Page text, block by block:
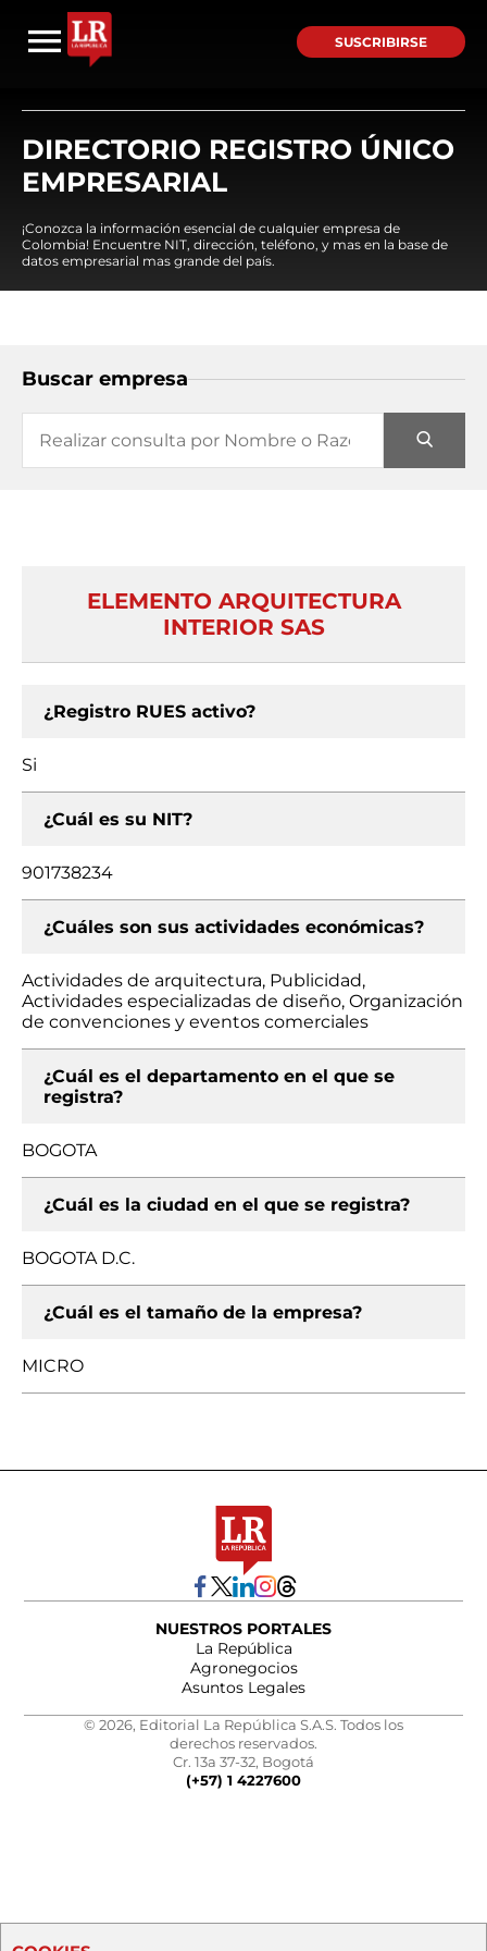
SUSCRIBIRSE
DIRECTORIO REGISTRO ÚNICO
EMPRESARIAL
¡Conozca la información esencial de cualquier empresa de
Colombia! Encuentre NIT, dirección, teléfono, y mas en la base de
datos empresarial mas grande del país.
Buscar empresa
ELEMENTO ARQUITECTURA
INTERIOR SAS
¿Registro RUES activo?
Si
¿Cuál es su NIT?
901738234
¿Cuáles son sus actividades económicas?
Actividades de arquitectura, Publicidad,
Actividades especializadas de diseño, Organización
de convenciones y eventos comerciales
¿Cuál es el departamento en el que se
registra?
BOGOTA
¿Cuál es la ciudad en el que se registra?
BOGOTA D.C.
¿Cuál es el tamaño de la empresa?
MICRO
NUESTROS PORTALES
La República
Agronegocios
Asuntos Legales
© 2026, Editorial La República S.A.S. Todos los
derechos reservados.
Cr. 13a 37-32, Bogotá
(+57) 1 4227600